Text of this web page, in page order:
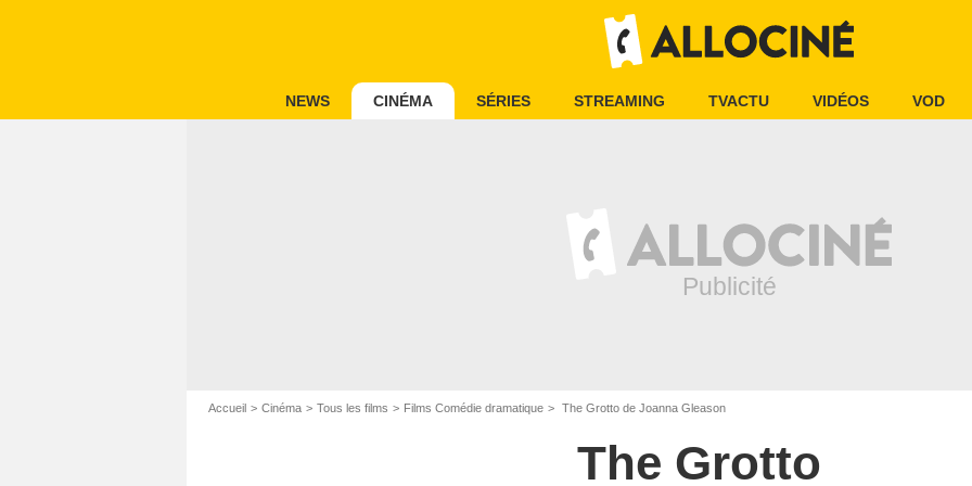
NEWS CINÉMA SÉRIES STREAMING TVACTU VIDÉOS VOD
Accueil Cinéma Tous les films Films Comédie dramatique The Grotto de Joanna Gleason
The Grotto